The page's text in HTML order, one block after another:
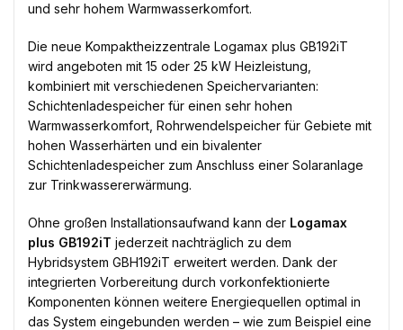
und sehr hohem Warmwasserkomfort.
Die neue Kompaktheizzentrale Logamax plus GB192iT
wird angeboten mit 15 oder 25 kW Heizleistung,
kombiniert mit verschiedenen Speichervarianten:
Schichtenladespeicher für einen sehr hohen
Warmwasserkomfort, Rohrwendelspeicher für Gebiete mit
hohen Wasserhärten und ein bivalenter
Schichtenladespeicher zum Anschluss einer Solaranlage
zur Trinkwassererwärmung.
Ohne großen Installationsaufwand kann der Logamax
plus GB192iT jederzeit nachträglich zu dem
Hybridsystem GBH192iT erweitert werden. Dank der
integrierten Vorbereitung durch vorkonfektionierte
Komponenten können weitere Energiequellen optimal in
das System eingebunden werden – wie zum Beispiel eine